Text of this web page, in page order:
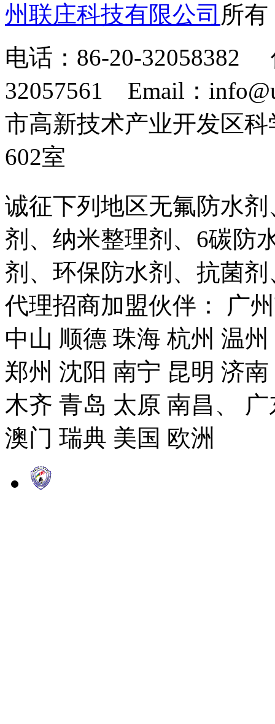
州联庄科技有限公司 所
电话：86-20-32058382
32057561 Email：
市高新技术产业开发区
602室
诚征下列地区无氟防水
剂、纳米整理剂、6碳防
剂、环保防水剂、抗菌
代理招商加盟伙伴： 广
中山 顺德 珠海 杭州 温
郑州 沈阳 南宁 昆明 济
木齐 青岛 太原 南昌、
澳门 瑞典 美国 欧洲